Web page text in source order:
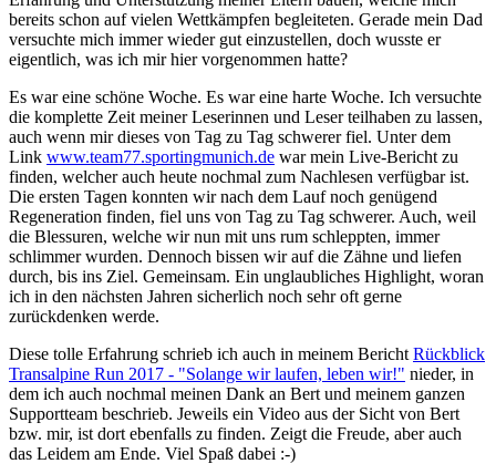
bereits schon auf vielen Wettkämpfen begleiteten. Gerade mein Dad
versuchte mich immer wieder gut einzustellen, doch wusste er
eigentlich, was ich mir hier vorgenommen hatte?
Es war eine schöne Woche. Es war eine harte Woche. Ich versuchte
die komplette Zeit meiner Leserinnen und Leser teilhaben zu lassen,
auch wenn mir dieses von Tag zu Tag schwerer fiel. Unter dem
Link www.team77.sportingmunich.de war mein Live-Bericht zu
finden, welcher auch heute nochmal zum Nachlesen verfügbar ist.
Die ersten Tagen konnten wir nach dem Lauf noch genügend
Regeneration finden, fiel uns von Tag zu Tag schwerer. Auch, weil
die Blessuren, welche wir nun mit uns rum schleppten, immer
schlimmer wurden. Dennoch bissen wir auf die Zähne und liefen
durch, bis ins Ziel. Gemeinsam. Ein unglaubliches Highlight, woran
ich in den nächsten Jahren sicherlich noch sehr oft gerne
zurückdenken werde.
Diese tolle Erfahrung schrieb ich auch in meinem Bericht Rückblick
Transalpine Run 2017 - "Solange wir laufen, leben wir!" nieder, in
dem ich auch nochmal meinen Dank an Bert und meinem ganzen
Supportteam beschrieb. Jeweils ein Video aus der Sicht von Bert
bzw. mir, ist dort ebenfalls zu finden. Zeigt die Freude, aber auch
das Leidem am Ende. Viel Spaß dabei :-)